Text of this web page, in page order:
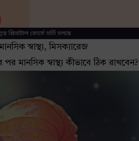
স্বাস্থ্য, মিসক্যারেজ
মানসিক স্বাস্থ্য কীভাবে ঠিক রাখবেন?